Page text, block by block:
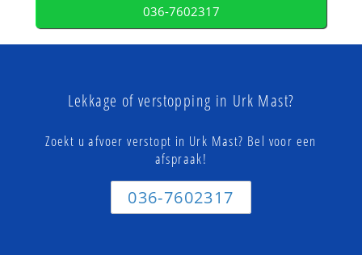
036-7602317
Lekkage of verstopping in Urk Mast?
Zoekt u afvoer verstopt in Urk Mast? Bel voor een
afspraak!
036-7602317